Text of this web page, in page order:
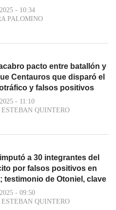
- 10:34
PALOMINO
pacto entre batallón y
Centauros que disparó el
y falsos positivos
- 11:10
ESTEBAN QUINTERO
a 30 integrantes del
por falsos positivos en
testimonio de Otoniel, clave
- 09:50
ESTEBAN QUINTERO